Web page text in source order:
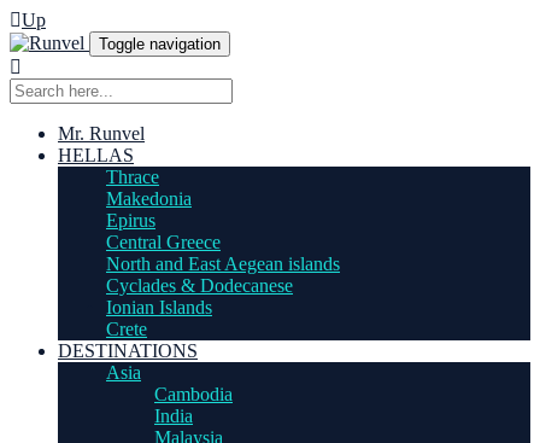
Up
Toggle navigation
Mr. Runvel
HELLAS
Thrace
Makedonia
Epirus
Central Greece
North and East Aegean islands
Cyclades & Dodecanese
Ionian Islands
Crete
DESTINATIONS
Asia
Cambodia
India
Malaysia